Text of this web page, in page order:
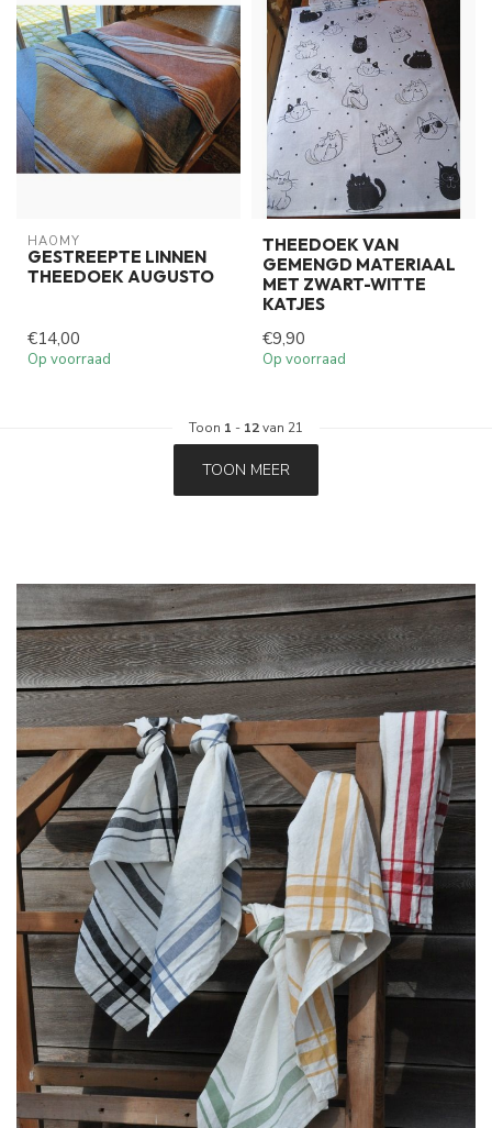
HAOMY
GESTREEPTE LINNEN
THEEDOEK AUGUSTO
€14,00
Op voorraad
THEEDOEK VAN
GEMENGD MATERIAAL
MET ZWART-WITTE
KATJES
€9,90
Op voorraad
Toon 1 - 12van 21
TOON MEER